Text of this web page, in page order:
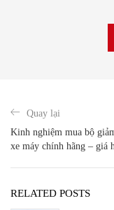
Quay lại
Kinh nghiệm mua bộ
xe máy chính hãng – giá
RELATED POSTS